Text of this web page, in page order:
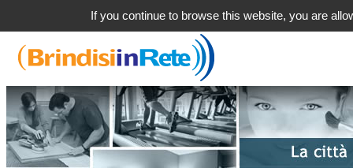
If you continue to browse this website, you are